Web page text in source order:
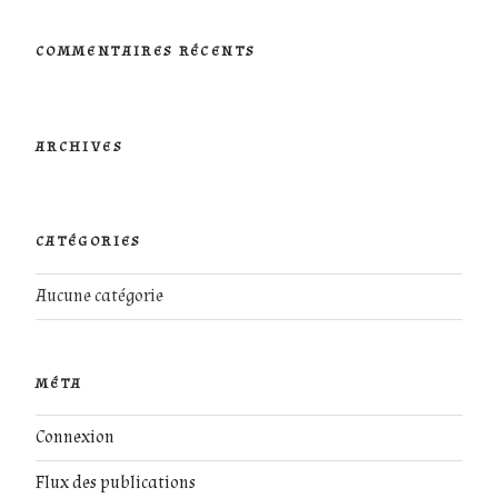
COMMENTAIRES RÉCENTS
ARCHIVES
CATÉGORIES
Aucune catégorie
MÉTA
Connexion
Flux des publications